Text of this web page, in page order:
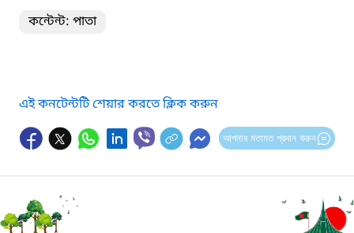
কন্টেন্ট: পাতা
এই কনটেন্টটি শেয়ার করতে ক্লিক করুন
আপনার মতামত প্রদান করুন